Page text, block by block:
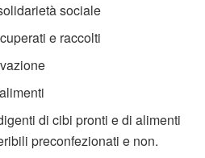
sociale
e raccolti
di cibi pronti e di alimenti
preconfezionati e non.